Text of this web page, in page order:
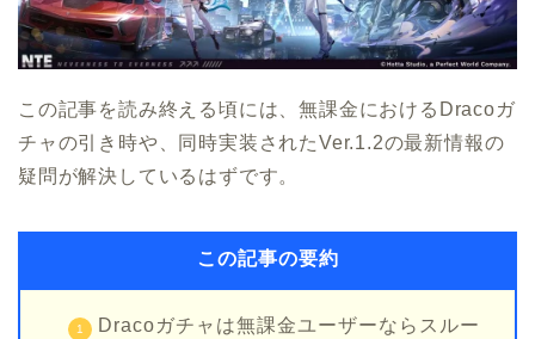
この記事を読み終える頃には、無課金におけるDracoガ
チャの引き時や、同時実装されたVer.1.2の最新情報の
疑問が解決しているはずです。
この記事の要約
Dracoガチャは無課金ユーザーならスルー